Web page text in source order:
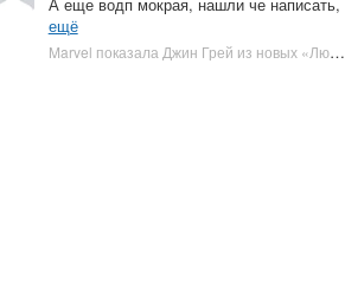
ещё
Marvel показала Джин Грей из новых «Людей Икс» | Plugged In Ru